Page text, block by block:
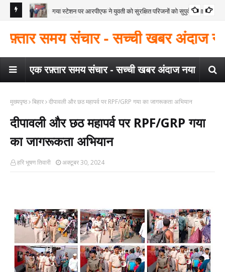
गया स्टेशन पर आरपीएफ ने युवती को सुरक्षित परिजनों को सुपुर्द किया
समय संचार - सच्ची खबर अंदाज नया -
एक रफ़्तार समय संचार - सच्ची खबर अंदाज नया
मुख्यपृष्ठ बिहार दीपावली और छठ महापर्व पर RPF/GRP गया का जागरूकता अभियान
दीपावली और छठ महापर्व पर RPF/GRP गया
का जागरूकता अभियान
हरि भूषण तिवारी अक्टूबर 30, 2024